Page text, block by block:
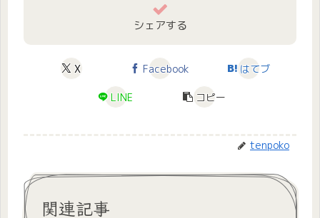
シェアする
X Facebook はてブ
LINE コピー
tenpoko
関連記事